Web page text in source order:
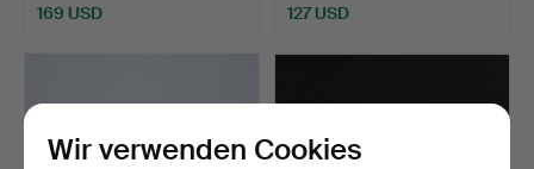
169 USD 127 USD
Wir verwenden Cookies